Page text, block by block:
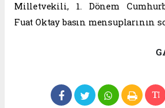
Milletvekili, 1. Dönem
Fuat Oktay basın mensuplarının